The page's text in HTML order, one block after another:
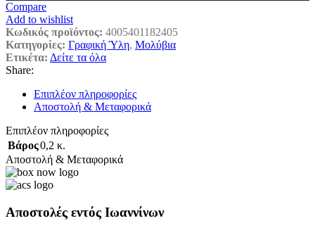
Compare
Add to wishlist
Κωδικός προϊόντος: 4005401182405
Κατηγορίες: Γραφική Ύλη, Μολύβια
Ετικέτα: Δείτε τα όλα
Share:
Επιπλέον πληροφορίες
Αποστολή & Μεταφορικά
Επιπλέον πληροφορίες
Βάρος0,2 κ.
Αποστολή & Μεταφορικά
Αποστολές εντός Ιωαννίνων